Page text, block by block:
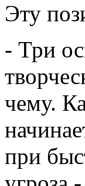
Эту
- Три
чему.
при